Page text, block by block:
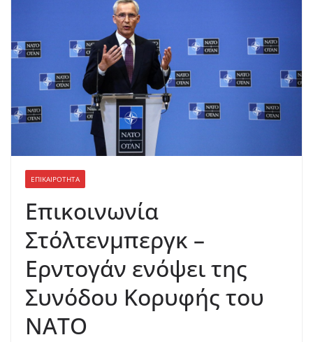
ΕΠΙΚΑΙΡΟΤΗΤΑ
Επικοινωνία
Στόλτενμπεργκ –
Ερντογάν ενόψει της
Συνόδου Κορυφής του
ΝΑΤΟ